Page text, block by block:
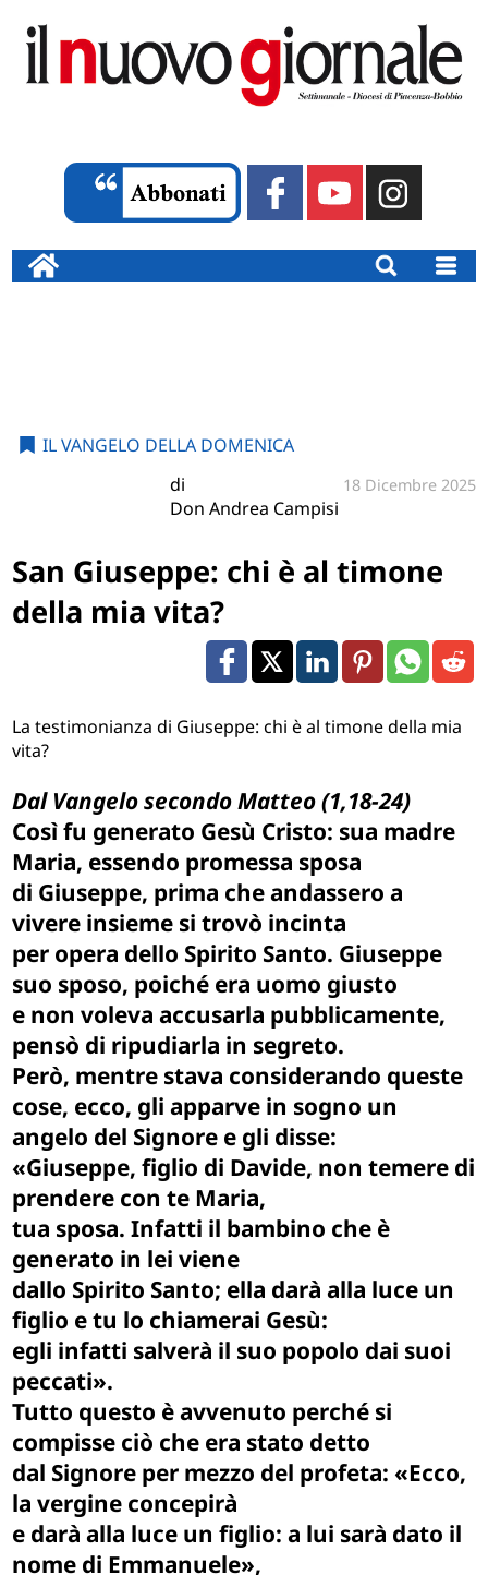
IL VANGELO DELLA DOMENICA
di
Don Andrea Campisi
18 Dicembre 2025
San Giuseppe: chi è al timone
della mia vita?
La testimonianza di Giuseppe: chi è al timone della mia
vita?
Dal Vangelo secondo Matteo (1,18-24)
Così fu generato Gesù Cristo: sua madre
Maria, essendo promessa sposa
di Giuseppe, prima che andassero a
vivere insieme si trovò incinta
per opera dello Spirito Santo. Giuseppe
suo sposo, poiché era uomo giusto
e non voleva accusarla pubblicamente,
pensò di ripudiarla in segreto.
Però, mentre stava considerando queste
cose, ecco, gli apparve in sogno un
angelo del Signore e gli disse:
«Giuseppe, figlio di Davide, non temere di
prendere con te Maria,
tua sposa. Infatti il bambino che è
generato in lei viene
dallo Spirito Santo; ella darà alla luce un
figlio e tu lo chiamerai Gesù:
egli infatti salverà il suo popolo dai suoi
peccati».
Tutto questo è avvenuto perché si
compisse ciò che era stato detto
dal Signore per mezzo del profeta: «Ecco,
la vergine concepirà
e darà alla luce un figlio: a lui sarà dato il
nome di Emmanuele»,